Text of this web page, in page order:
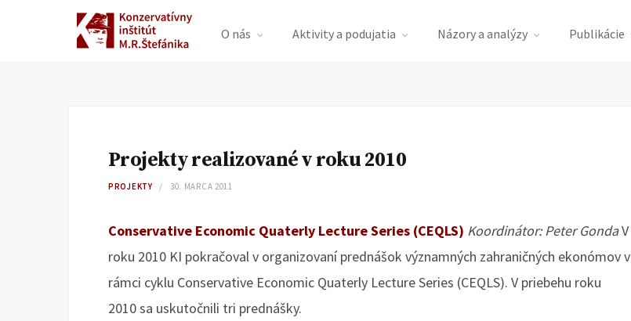
O nás Aktivity a podujatia Názory a analýzy Publikácie
Projekty realizované v roku 2010
PROJEKTY 30. MARCA 2011
Conservative Economic Quaterly Lecture Series (CEQLS) Koordinátor: Peter GondaV
roku 2010 KI pokračoval v organizovaní prednášok významných zahraničných ekonómov v
rámci cyklu Conservative Economic Quaterly Lecture Series (CEQLS). V priebehu roku
2010 sa uskutočnili tri prednášky.